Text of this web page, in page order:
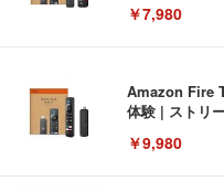
￥7,980
Amazon Fire
体験 | ストリ
￥9,980